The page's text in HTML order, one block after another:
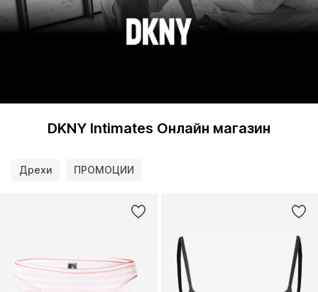
DKNY Intimates Онлайн магазин
Дрехи ПРОМОЦИИ